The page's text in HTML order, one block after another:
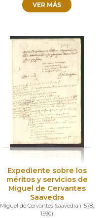
VER MÁS
Expediente sobre los
méritos y servicios de
Miguel de Cervantes
Saavedra
Miguel de Cervantes Saavedra (1578,
1590)